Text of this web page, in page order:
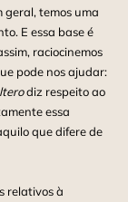
geral, temos uma
E essa base é
raciocinemos
pode nos ajudar:
diz respeito ao
essa
que difere de
relativos à